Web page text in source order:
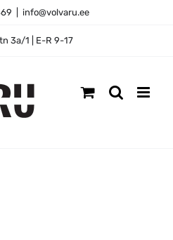
info@volvaru.ee
3a/1 | E-R 9-17